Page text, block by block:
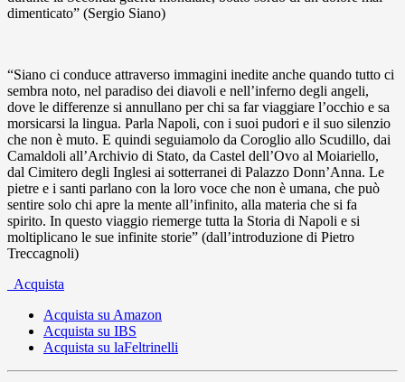
dimenticato” (Sergio Siano)
“Siano ci conduce attraverso immagini inedite anche quando tutto ci
sembra noto, nel paradiso dei diavoli e nell’inferno degli angeli,
dove le differenze si annullano per chi sa far viaggiare l’occhio e sa
morsicarsi la lingua. Parla Napoli, con i suoi pudori e il suo silenzio
che non è muto. E quindi seguiamolo da Coroglio allo Scudillo, dai
Camaldoli all’Archivio di Stato, da Castel dell’Ovo al Moiariello,
dal Cimitero degli Inglesi ai sotterranei di Palazzo Donn’Anna. Le
pietre e i santi parlano con la loro voce che non è umana, che può
sentire solo chi apre la mente all’infinito, alla materia che si fa
spirito. In questo viaggio riemerge tutta la Storia di Napoli e si
moltiplicano le sue infinite storie” (dall’introduzione di Pietro
Treccagnoli)
Acquista
Acquista su Amazon
Acquista su IBS
Acquista su laFeltrinelli